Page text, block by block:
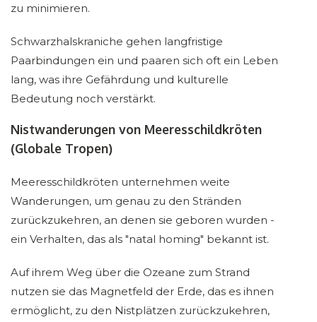
zu minimieren.
Schwarzhalskraniche gehen langfristige
Paarbindungen ein und paaren sich oft ein Leben
lang, was ihre Gefährdung und kulturelle
Bedeutung noch verstärkt.
Nistwanderungen von Meeresschildkröten
(Globale Tropen)
Meeresschildkröten unternehmen weite
Wanderungen, um genau zu den Stränden
zurückzukehren, an denen sie geboren wurden -
ein Verhalten, das als "natal homing" bekannt ist.
Auf ihrem Weg über die Ozeane zum Strand
nutzen sie das Magnetfeld der Erde, das es ihnen
ermöglicht, zu den Nistplätzen zurückzukehren,